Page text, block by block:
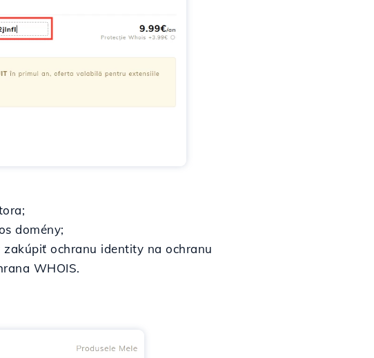
domény;
zakúpiť ochranu identity na ochranu
WHOIS.